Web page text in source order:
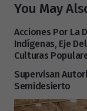
You May
Acciones Por La
Indígenas, Eje
Culturas
Supervisan
Semidesierto